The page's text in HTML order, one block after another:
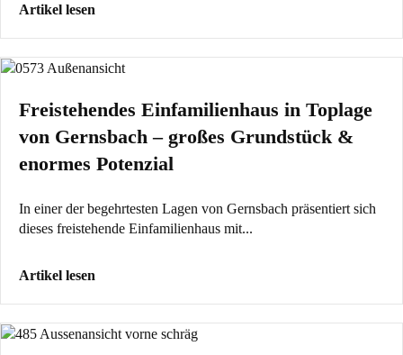
Artikel lesen
Freistehendes Einfamilienhaus in Toplage
von Gernsbach – großes Grundstück &
enormes Potenzial
In einer der begehrtesten Lagen von Gernsbach präsentiert sich
dieses freistehende Einfamilienhaus mit...
Artikel lesen